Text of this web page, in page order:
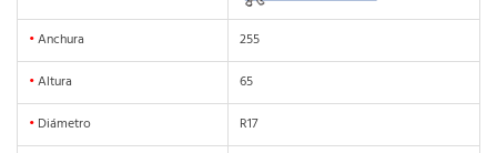
•Anchura
255
•Altura
65
• Diámetro
R17